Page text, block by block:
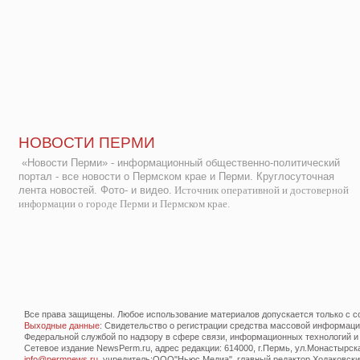
НОВОСТИ ПЕРМИ
«Новости Перми» - информационный общественно-политический
портал - все новости о Пермском крае и Перми. Круглосуточная
лента новостей. Фото- и видео. Источник оперативной и достоверной
информации о городе Перми и Пермском крае.
Все права защищены. Любое использование материалов допускается только с
Выходные данные: Свидетельство о регистрации средства массовой
Федеральной службой по надзору в сфере связи, информационных технологий
Сетевое издание NewsPerm.ru, адрес редакции: 614000, г.Пермь,